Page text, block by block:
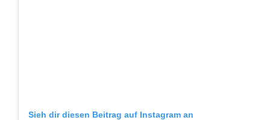
Sieh dir diesen Beitrag auf Instagram an